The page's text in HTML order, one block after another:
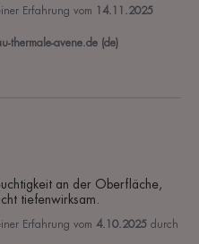
Erfahrung vom
14.11.2025
thermale-avene.de (de)
an der Oberfläche,
tiefenwirksam.
Erfahrung vom 4.10.2025 durch